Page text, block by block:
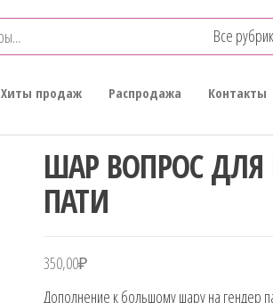
Хиты продаж Распродажа Контакты
ШАР ВОПРОС ДЛЯ
ПАТИ
350,00₽
Дополнение к большому шару на гендер